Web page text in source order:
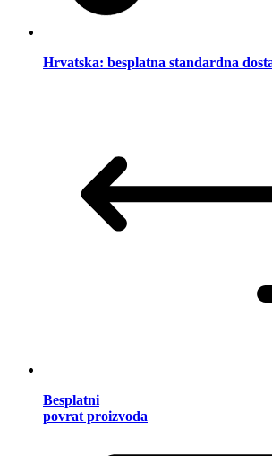
Hrvatska: besplatna standardna
Besplatni
povrat proizvoda